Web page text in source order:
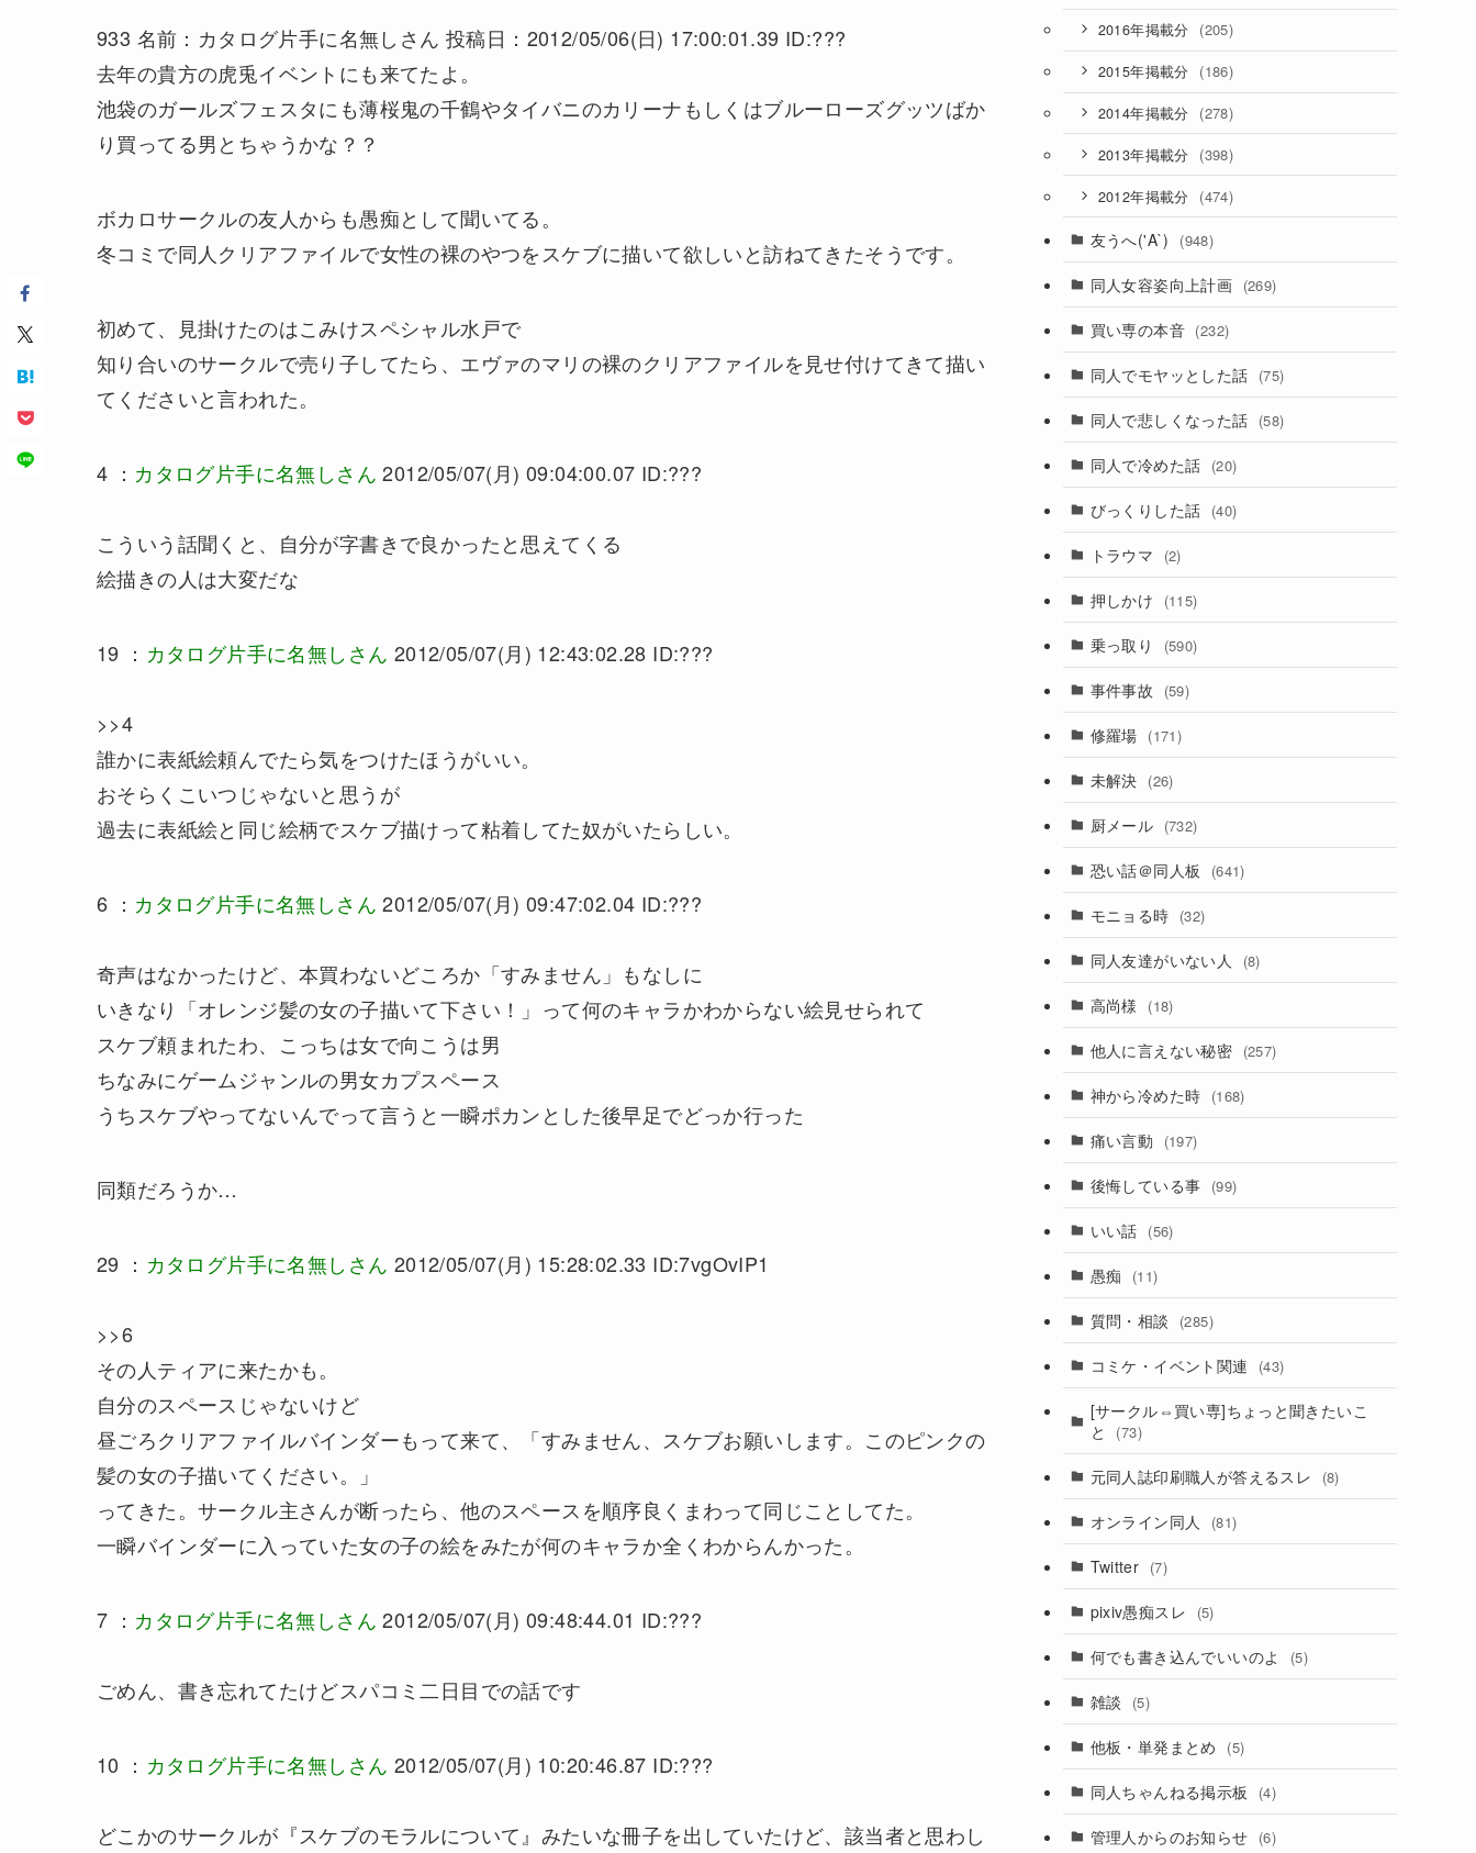
933 名前：カタログ片手に名無しさん 投稿日：2012/05/06(日) 17:00:01.39 ID:???
去年の貴方の虎兎イベントにも来てたよ。
池袋のガールズフェスタにも薄桜鬼の千鶴やタイバニのカリーナもしくはブルーローズグッツばか
り買ってる男とちゃうかな？？
ボカロサークルの友人からも愚痴として聞いてる。
冬コミで同人クリアファイルで女性の裸のやつをスケブに描いて欲しいと訪ねてきたそうです。
初めて、見掛けたのはこみけスペシャル水戸で
知り合いのサークルで売り子してたら、エヴァのマリの裸のクリアファイルを見せ付けてきて描い
てくださいと言われた。
4 ： カタログ片手に名無しさん 2012/05/07(月) 09:04:00.07 ID:???
こういう話聞くと、自分が字書きで良かったと思えてくる
絵描きの人は大変だな
19 ： カタログ片手に名無しさん 2012/05/07(月) 12:43:02.28 ID:???
>>4
誰かに表紙絵頼んでたら気をつけたほうがいい。
おそらくこいつじゃないと思うが
過去に表紙絵と同じ絵柄でスケブ描けって粘着してた奴がいたらしい。
6 ： カタログ片手に名無しさん 2012/05/07(月) 09:47:02.04 ID:???
奇声はなかったけど、本買わないどころか「すみません」もなしに
いきなり「オレンジ髪の女の子描いて下さい！」って何のキャラかわからない絵見せられて
スケブ頼まれたわ、こっちは女で向こうは男
ちなみにゲームジャンルの男女カプスペース
うちスケブやってないんでって言うと一瞬ポカンとした後早足でどっか行った
同類だろうか…
29 ： カタログ片手に名無しさん 2012/05/07(月) 15:28:02.33 ID:7vgOvIP1
>>6
その人ティアに来たかも。
自分のスペースじゃないけど
昼ごろクリアファイルバインダーもって来て、「すみません、スケブお願いします。このピンクの
髪の女の子描いてください。」
ってきた。サークル主さんが断ったら、他のスペースを順序良くまわって同じことしてた。
一瞬バインダーに入っていた女の子の絵をみたが何のキャラか全くわからんかった。
7 ： カタログ片手に名無しさん 2012/05/07(月) 09:48:44.01 ID:???
ごめん、書き忘れてたけどスパコミ二日目での話です
10 ： カタログ片手に名無しさん 2012/05/07(月) 10:20:46.87 ID:???
どこかのサークルが『スケブのモラルについて』みたいな冊子を出していたけど、該当者と思わし
2016年掲載分 (205)
2015年掲載分 (186)
2014年掲載分 (278)
2013年掲載分 (398)
2012年掲載分 (474)
友うへ('A`) (948)
同人女容姿向上計画 (269)
買い専の本音 (232)
同人でモヤッとした話 (75)
同人で悲しくなった話 (58)
同人で冷めた話 (20)
びっくりした話 (40)
トラウマ (2)
押しかけ (115)
乗っ取り (590)
事件事故 (59)
修羅場 (171)
未解決 (26)
厨メール (732)
恐い話＠同人板 (641)
モニョる時 (32)
同人友達がいない人 (8)
高尚様 (18)
他人に言えない秘密 (257)
神から冷めた時 (168)
痛い言動 (197)
後悔している事 (99)
いい話 (56)
愚痴 (11)
質問・相談 (285)
コミケ・イベント関連 (43)
[サークル⇔買い専]ちょっと聞きたいこ
と
(73)
元同人誌印刷職人が答えるスレ (8)
オンライン同人 (81)
Twitter (7)
pixiv愚痴スレ (5)
何でも書き込んでいいのよ (5)
雑談 (5)
他板・単発まとめ (5)
同人ちゃんねる掲示板 (4)
管理人からのお知らせ (6)